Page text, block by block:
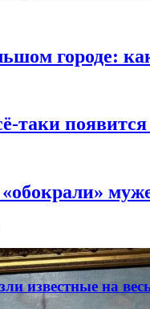
городе:
таки
известные на